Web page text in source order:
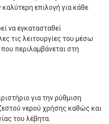
επιλογή για κάθε
να εγκατασταθεί
τις λειτουργίες του µέσω
περιλαμβάνεται στη
για την ρύθμιση
νερού χρήσης καθώς και
του λέβητα.